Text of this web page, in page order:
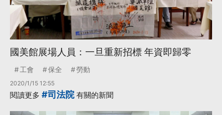
國美館展場人員：一旦重新招標 年資即歸零
工會 保全 勞動
2020/1/15 12:55
閱讀更多 #司法院有關的新聞